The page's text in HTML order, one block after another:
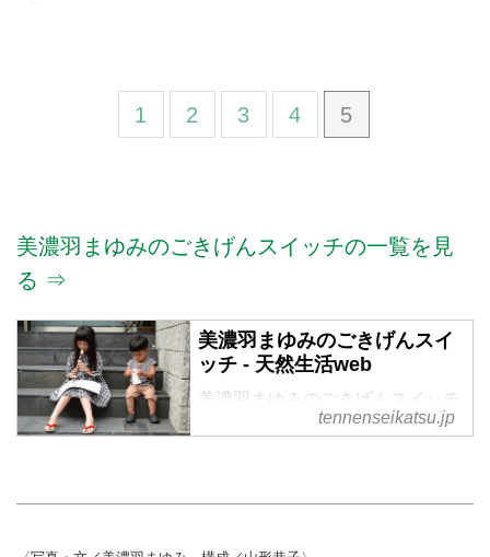
1 2 3 4 5
美濃羽まゆみのごきげんスイッチの一覧を見
る ⇒
美濃羽まゆみのごきげんスイ
ッチ - 天然生活web
美濃羽まゆみのごきげんスイッチ
tennenseikatsu.jp